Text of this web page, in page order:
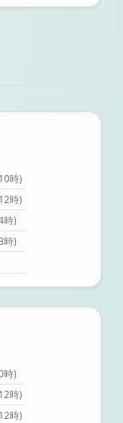
時)
時)
時)
時)
時)
時)
時)